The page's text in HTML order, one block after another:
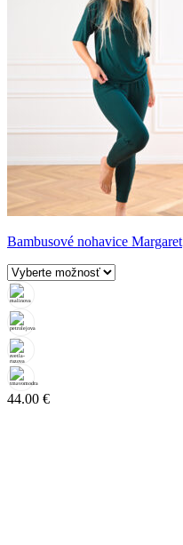
Bambusové nohavice Margaret
44.00 €